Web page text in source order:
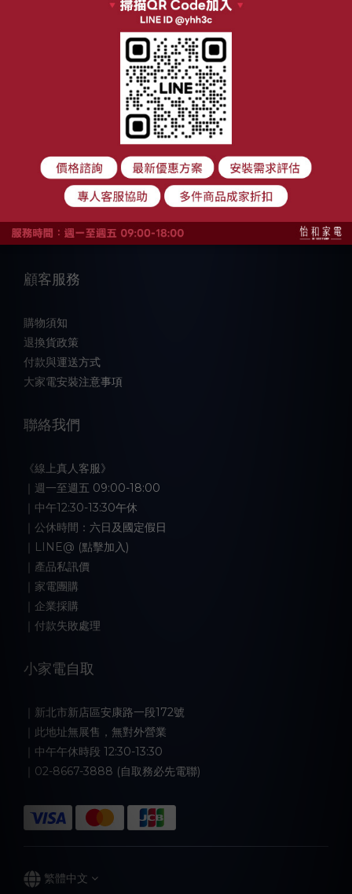
衣機 BDSX150JJR 右
NT$80,900
衣機 BDSX150JJ 左
NT$79,900
關於我們
品牌故事
顧客服務
購物須知
退換貨政策
付款與運送方式
大家電安裝注意事項
聯絡我們
《線上真人客服》
｜週一至週五 09:00-18:00
｜中午12:30-13:30午休
｜公休時間：六日及國定假日
｜LINE@ (點擊加入)
｜產品私訊價
｜家電團購
｜企業採購
｜付款失敗處理
小家電自取
｜新北市新店區安康路一段172號
｜此地址無展售，無對外營業
｜中午午休時段 12:30-13:30
｜02-8667-3888 (自取務必先電聯)
繁體中文